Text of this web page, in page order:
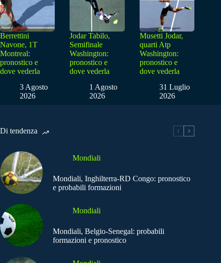
Berrettini
Navone, 1T
Montreal:
pronostico e
dove vederla
3 Agosto
2026
Jodar Tabilo,
Semifinale
Washington:
pronostico e
dove vederla
1 Agosto
2026
Musetti Jodar,
quarti Atp
Washington:
pronostico e
dove vederla
31 Luglio
2026
Di tendenza
Mondiali
Mondiali, Inghilterra-RD Congo: pronostico
e probabili formazioni
Mondiali
Mondiali, Belgio-Senegal: probabili
formazioni e pronostico